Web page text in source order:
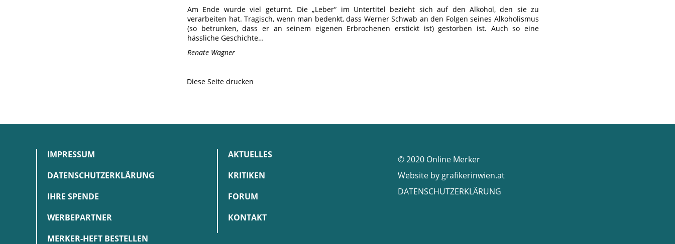
Am Ende wurde viel geturnt. Die „Leber“ im Untertitel bezieht sich auf den Alkohol, den sie zu
verarbeiten hat. Tragisch, wenn man bedenkt, dass Werner Schwab an den Folgen seines Alkoholismus
(so betrunken, dass er an seinem eigenen Erbrochenen erstickt ist) gestorben ist. Auch so eine
hässliche Geschichte…
Renate Wagner
Diese Seite drucken
IMPRESSUM
DATENSCHUTZERKLÄRUNG
IHRE SPENDE
WERBEPARTNER
MERKER-HEFT BESTELLEN
AKTUELLES
KRITIKEN
FORUM
KONTAKT
© 2020 Online Merker
Website by grafikerinwien.at
DATENSCHUTZERKLÄRUNG